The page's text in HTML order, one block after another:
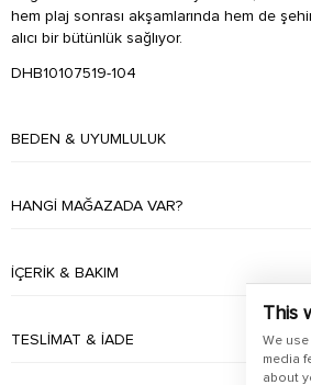
This
We
media
about
hem plaj sonrası akşamlarında hem de
alıcı bir bütünlük sağlıyor.
DHB10107519-104
BEDEN & UYUMLULUK
HANGI MAĞAZADA VAR?
İÇERIK & BAKIM
TESLIMAT & İADE